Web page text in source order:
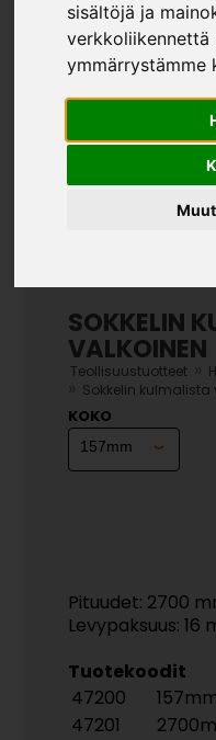
sisältöjä ja
verkkoliikennettä
ymmärrystämme
SOKKELIN
VALKOINEN
Teollisuustuotteet
Sokkelin kulmalista
KOKO
Pituudet: 2700
Levypaksuus: 16
Tuotekoodit
47200
47201